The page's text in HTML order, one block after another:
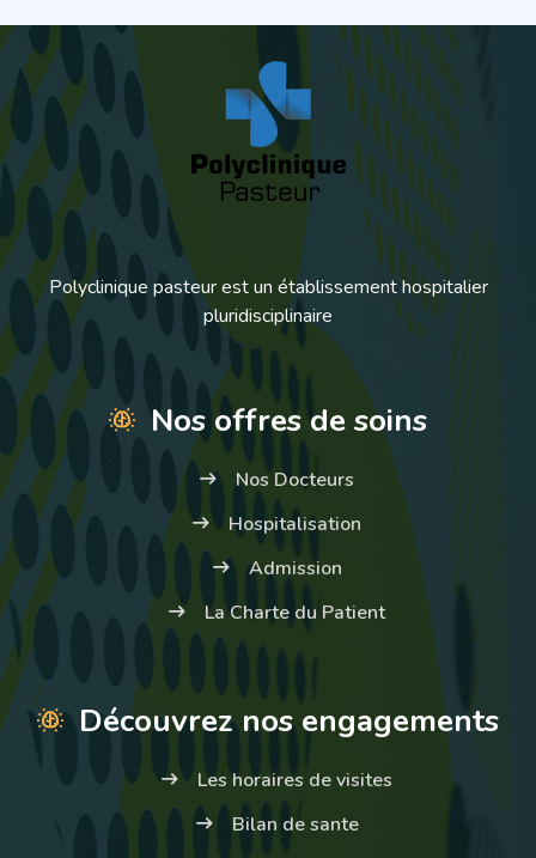
Polyclinique pasteur est un établissement hospitalier
pluridisciplinaire
Nos offres de soins
Nos Docteurs
Hospitalisation
Admission
La Charte du Patient
Découvrez nos engagements
Les horaires de visites
Bilan de sante